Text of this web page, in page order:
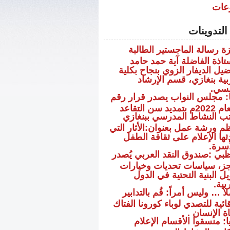
رسالة الماجستير الطالبة
الفاضلة آية حمد حامد
الديفار الزوي بنجاح بكلية
بنغازي، قسم الإرشاد
مجلس النواب يصدر قرار رقم
النشاط المدرسي ببنغازي
ورشة عمل بعنوان:الأثار التي
الإعلام على ثقافة الطفل
:صندوق النقد العربي يُصدر
سياسات تحديات وخيارات
البنية التحتية في الدول
… وليس أمراً: قُم بالتدابير
للتصدي لوباء كورونا الفتاك
الإنسان .
منسقوا الأقسام الإعلام